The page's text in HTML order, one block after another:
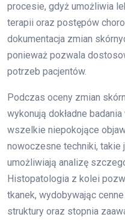
procesie, gdyż umożliwia
terapii oraz postępów
dokumentacja zmian
ponieważ pozwala
potrzeb pacjentów.
Podczas oceny zmian
wykonują dokładne
wszelkie niepokojące
nowoczesne techniki, takie
umożliwiają analizę
Histopatologia z kolei
tkanek, wydobywając
struktury oraz stopnia